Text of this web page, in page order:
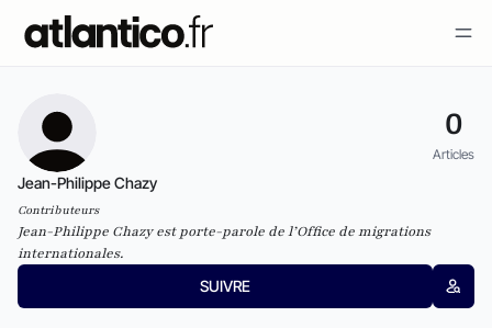
0
Articles
Jean-Philippe Chazy
Contributeurs
Jean-Philippe Chazy est porte-parole de l’Office de migrations
internationales.
SUIVRE